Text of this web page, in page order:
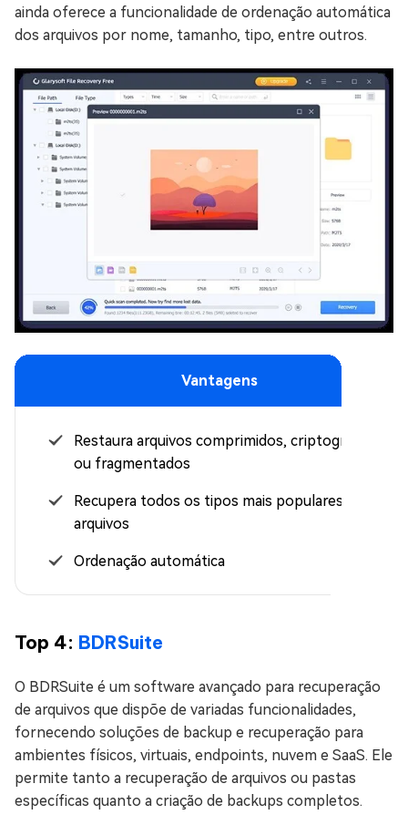
ainda oferece a funcionalidade de ordenação automática
dos arquivos por nome, tamanho, tipo, entre outros.
Vantagens
Restaura arquivos comprimidos, criptografados
ou fragmentados
Recupera todos os tipos mais populares de
arquivos
Ordenação automática
Top 4: BDRSuite
O BDRSuite é um software avançado para recuperação
de arquivos que dispõe de variadas funcionalidades,
fornecendo soluções de backup e recuperação para
ambientes físicos, virtuais, endpoints, nuvem e SaaS. Ele
permite tanto a recuperação de arquivos ou pastas
específicas quanto a criação de backups completos.